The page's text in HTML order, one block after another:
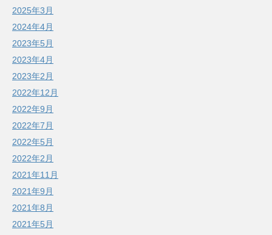
2025年3月
2024年4月
2023年5月
2023年4月
2023年2月
2022年12月
2022年9月
2022年7月
2022年5月
2022年2月
2021年11月
2021年9月
2021年8月
2021年5月